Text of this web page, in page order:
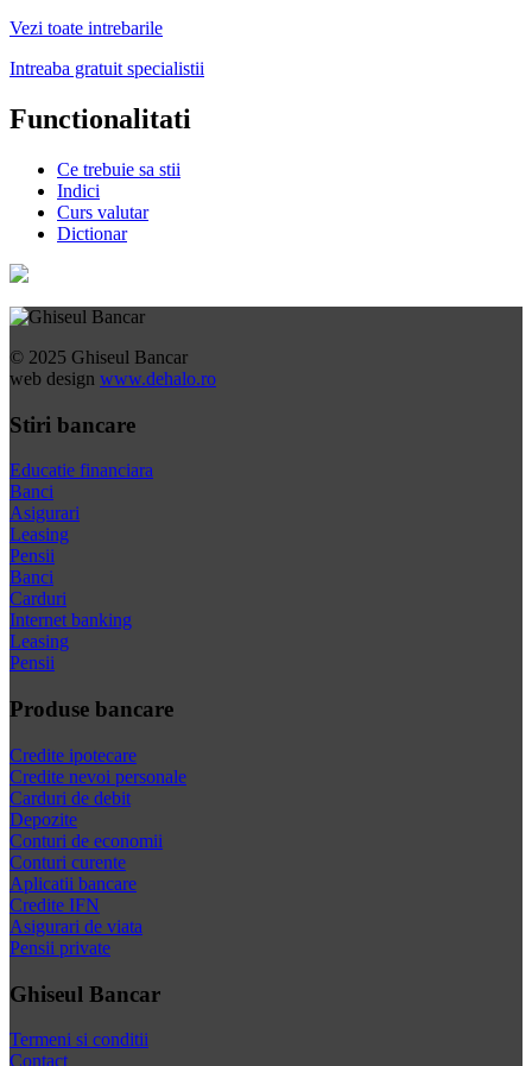
Vezi toate intrebarile
Intreaba gratuit specialistii
Functionalitati
Ce trebuie sa stii
Indici
Curs valutar
Dictionar
© 2025 Ghiseul Bancar
web design www.dehalo.ro
Stiri bancare
Educatie financiara
Banci
Asigurari
Leasing
Pensii
Banci
Carduri
Internet banking
Leasing
Pensii
Produse bancare
Credite ipotecare
Credite nevoi personale
Carduri de debit
Depozite
Conturi de economii
Conturi curente
Aplicatii bancare
Credite IFN
Asigurari de viata
Pensii private
Ghiseul Bancar
Termeni si conditii
Contact